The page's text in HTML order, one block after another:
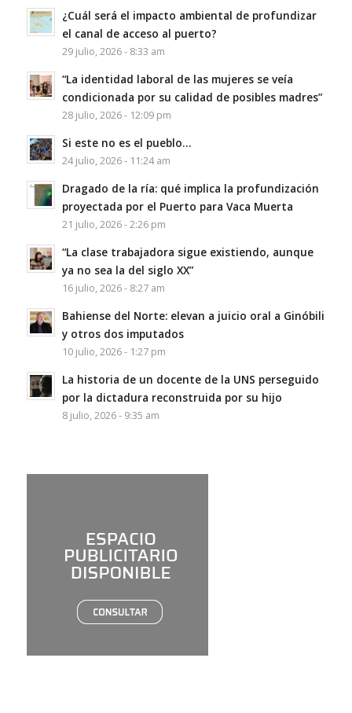
¿Cuál será el impacto ambiental de profundizar
el canal de acceso al puerto?
29 julio, 2026 - 8:33 am
“La identidad laboral de las mujeres se veía
condicionada por su calidad de posibles madres”
28 julio, 2026 - 12:09 pm
Si este no es el pueblo…
24 julio, 2026 - 11:24 am
Dragado de la ría: qué implica la profundización
proyectada por el Puerto para Vaca Muerta
21 julio, 2026 - 2:26 pm
“La clase trabajadora sigue existiendo, aunque
ya no sea la del siglo XX”
16 julio, 2026 - 8:27 am
Bahiense del Norte: elevan a juicio oral a Ginóbili
y otros dos imputados
10 julio, 2026 - 1:27 pm
La historia de un docente de la UNS perseguido
por la dictadura reconstruida por su hijo
8 julio, 2026 - 9:35 am